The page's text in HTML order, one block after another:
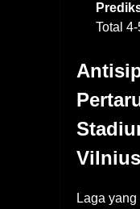
Total
Laga